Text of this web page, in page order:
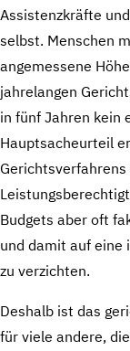
Assistenzkräfte
selbst. Menschen
angemessene
jahrelangen
in fünf Jahren kein
Hauptsacheurteil
Budgets aber oft
und damit auf eine
zu verzichten.
Deshalb ist das
für viele andere,